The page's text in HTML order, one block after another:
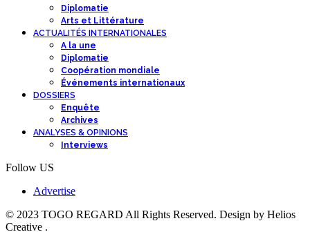
Diplomatie
Arts et Littérature
ACTUALITÉS INTERNATIONALES
A la une
Diplomatie
Coopération mondiale
Événements internationaux
DOSSIERS
Enquête
Archives
ANALYSES & OPINIONS
Interviews
Follow US
Advertise
© 2023 TOGO REGARD All Rights Reserved. Design by Helios
Creative .